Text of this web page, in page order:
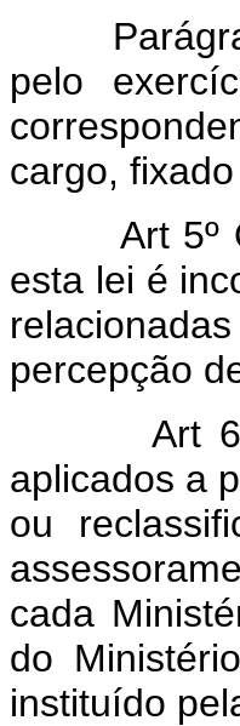
Parágrafo
pelo
cargo,
Art 5º
esta lei é
percepção
Art
aplicados a
ou
cada
do
instituído